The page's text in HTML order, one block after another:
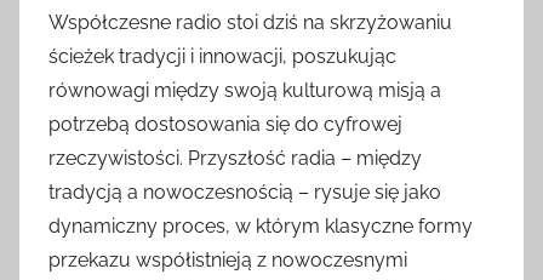
Współczesne radio stoi dziś na skrzyżowaniu
ścieżek tradycji i innowacji, poszukując
równowagi między swoją kulturową misją a
potrzebą dostosowania się do cyfrowej
rzeczywistości. Przyszłość radia – między
tradycją a nowoczesnością – rysuje się jako
dynamiczny proces, w którym klasyczne formy
przekazu współistnieją z nowoczesnymi